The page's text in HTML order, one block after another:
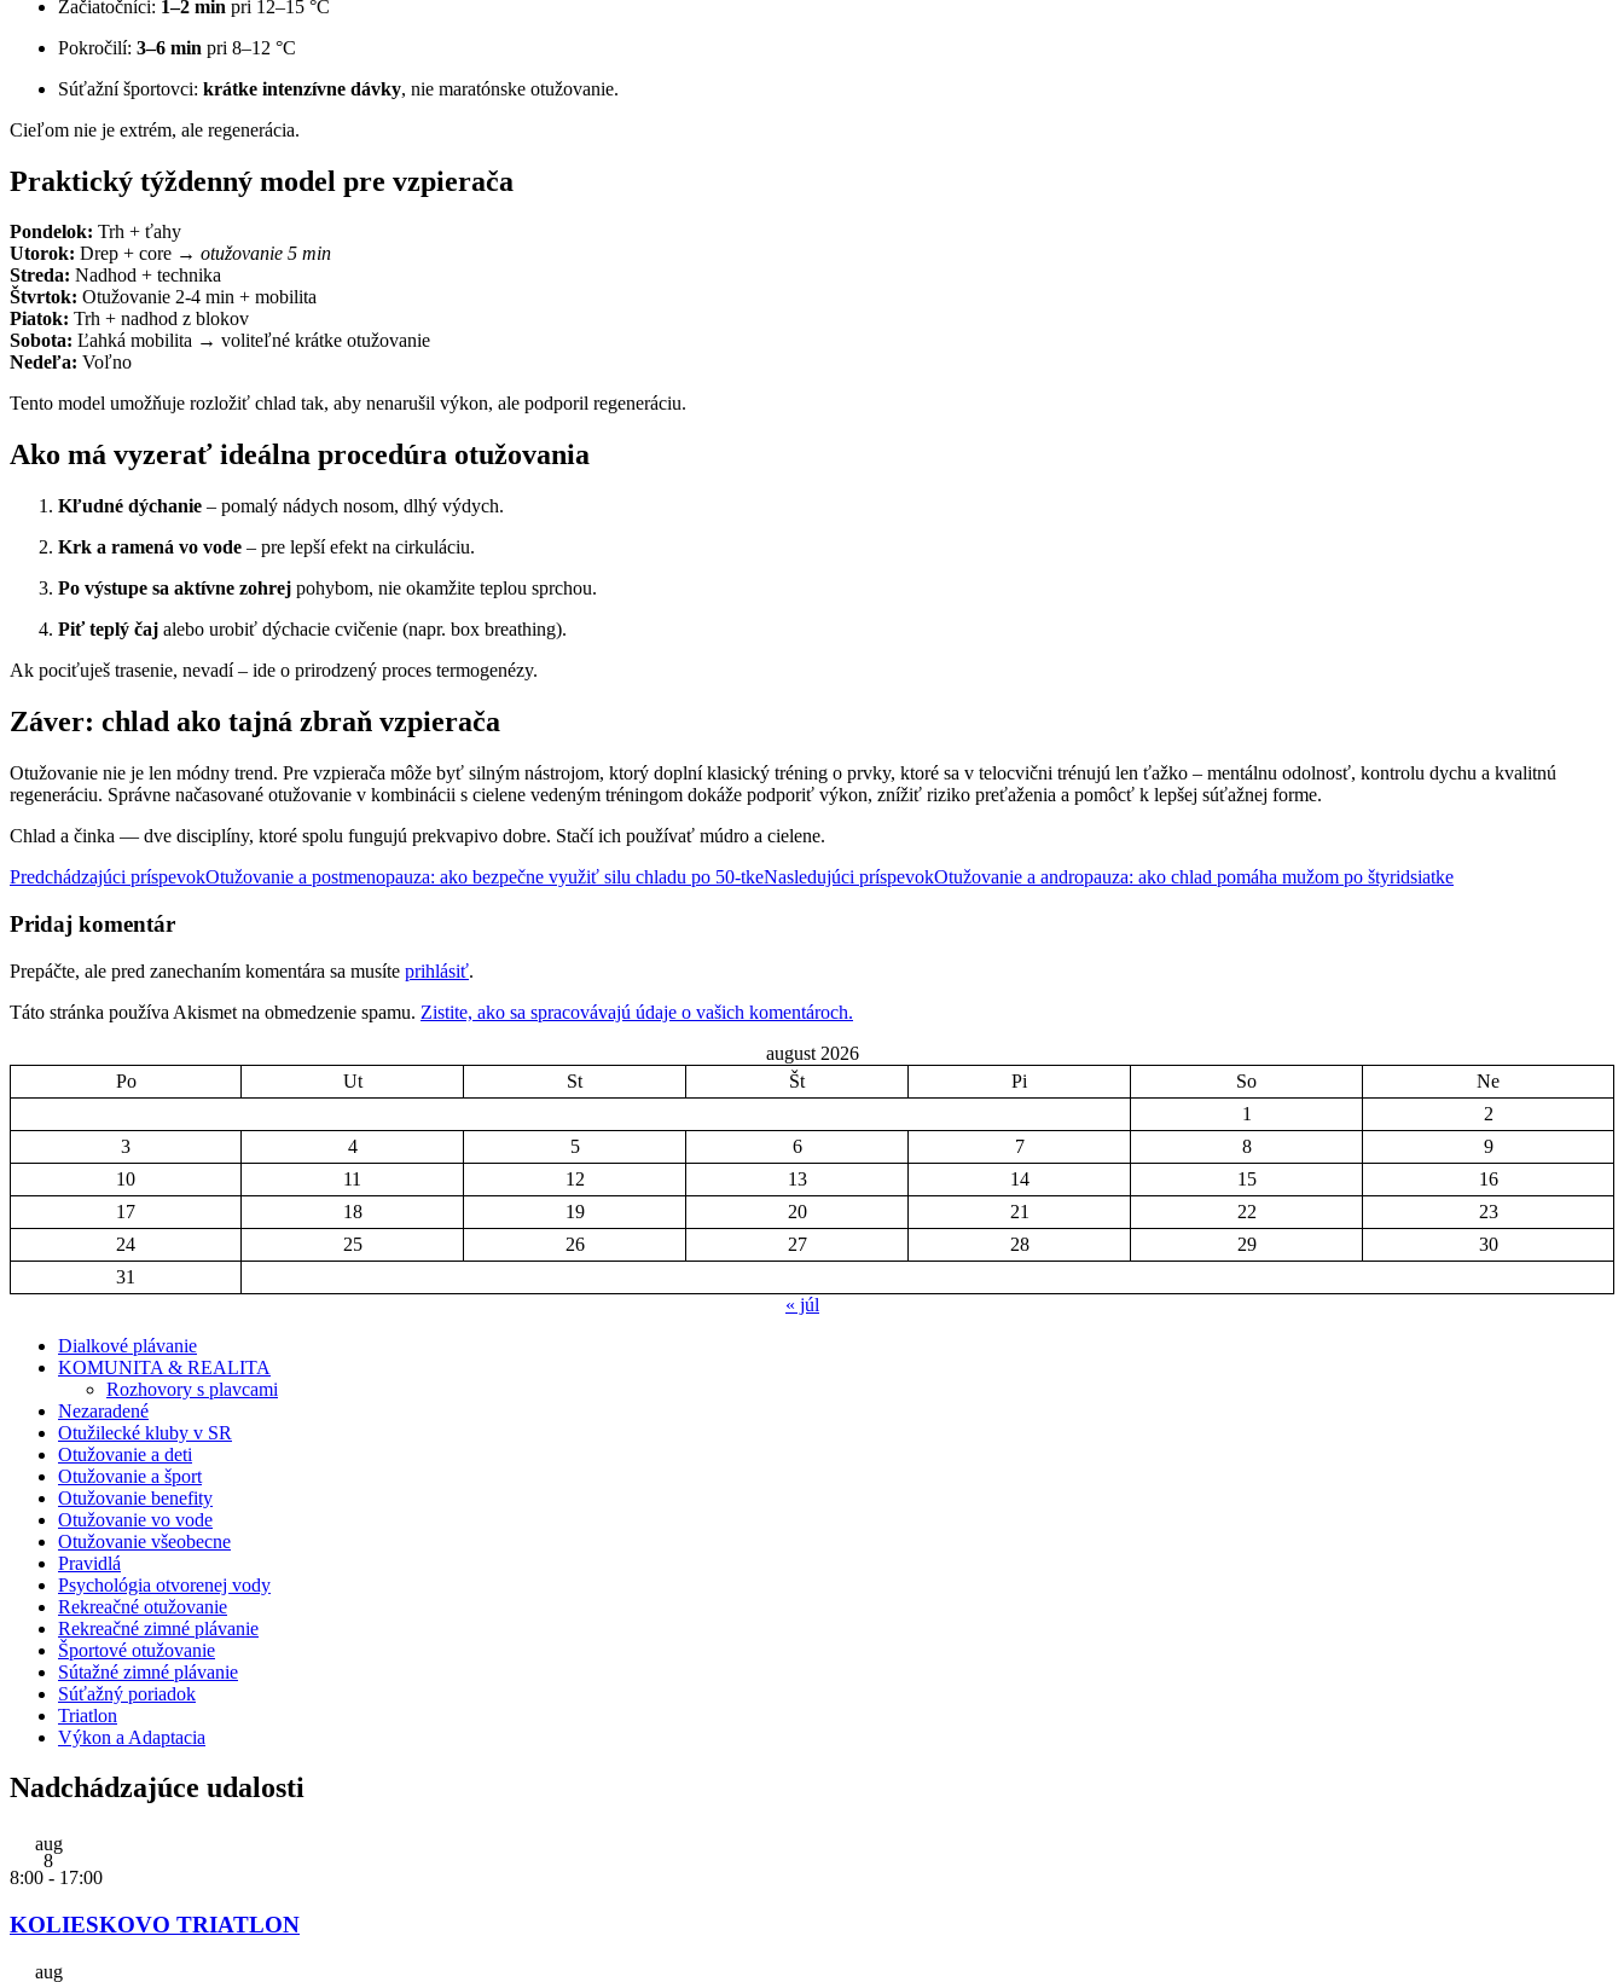
Začiatočníci: 1–2 min pri 12–15 °C
Pokročilí: 3–6 min pri 8–12 °C
Súťažní športovci: krátke intenzívne dávky, nie maratónske otužovanie.
Cieľom nie je extrém, ale regenerácia.
Praktický týždenný model pre vzpierača
Pondelok: Trh + ťahy
Utorok: Drep + core → otužovanie 5 min
Streda: Nadhod + technika
Štvrtok: Otužovanie 2-4 min + mobilita
Piatok: Trh + nadhod z blokov
Sobota: Ľahká mobilita → voliteľné krátke otužovanie
Nedeľa: Voľno
Tento model umožňuje rozložiť chlad tak, aby nenarušil výkon, ale podporil regeneráciu.
Ako má vyzerať ideálna procedúra otužovania
Kľudné dýchanie – pomalý nádych nosom, dlhý výdych.
Krk a ramená vo vode – pre lepší efekt na cirkuláciu.
Po výstupe sa aktívne zohrej pohybom, nie okamžite teplou sprchou.
Piť teplý čaj alebo urobiť dýchacie cvičenie (napr. box breathing).
Ak pociťuješ trasenie, nevadí – ide o prirodzený proces termogenézy.
Záver: chlad ako tajná zbraň vzpierača
Otužovanie nie je len módny trend. Pre vzpierača môže byť silným nástrojom, ktorý doplní klasický tréning o prvky, ktoré sa v telocvični trénujú len ťažko – mentálnu odolnosť, kontrolu dychu a kvalitnú
regeneráciu. Správne načasované otužovanie v kombinácii s cielene vedeným tréningom dokáže podporiť výkon, znížiť riziko preťaženia a pomôcť k lepšej súťažnej forme.
Chlad a činka — dve disciplíny, ktoré spolu fungujú prekvapivo dobre. Stačí ich používať múdro a cielene.
Navigácia
článkami
Predchádzajúci príspevokOtužovanie a postmenopauza: ako bezpečne využiť silu chladu po 50-tkeNasledujúci príspevokOtužovanie a andropauza: ako chlad pomáha mužom po štyridsiatke
Pridaj komentár
Prepáčte, ale pred zanechaním komentára sa musíte prihlásiť.
Táto stránka používa Akismet na obmedzenie spamu. Zistite, ako sa spracovávajú údaje o vašich komentároch.
august 2026
Po
Ut St Št Pi So
Ne
1
2
3
4 5 6 7 8
9
10
11 12 13 14 15
16
17
18 19 20 21 22
23
24
25 26 27 28 29
30
31
« júl
Dialkové plávanie
KOMUNITA & REALITA
Rozhovory s plavcami
Nezaradené
Otužilecké kluby v SR
Otužovanie a deti
Otužovanie a šport
Otužovanie benefity
Otužovanie vo vode
Otužovanie všeobecne
Pravidlá
Psychológia otvorenej vody
Rekreačné otužovanie
Rekreačné zimné plávanie
Športové otužovanie
Sútažné zimné plávanie
Súťažný poriadok
Triatlon
Výkon a Adaptacia
Nadchádzajúce udalosti
aug
8
8:00 - 17:00
KOLIESKOVO TRIATLON
aug